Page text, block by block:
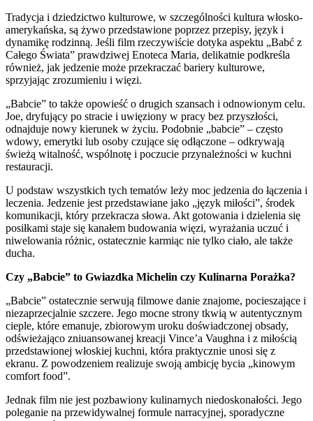
Tradycja i dziedzictwo kulturowe, w szczególności kultura włosko-
amerykańska, są żywo przedstawione poprzez przepisy, język i
dynamikę rodzinną. Jeśli film rzeczywiście dotyka aspektu „Babć z
Całego Świata” prawdziwej Enoteca Maria, delikatnie podkreśla
również, jak jedzenie może przekraczać bariery kulturowe,
sprzyjając zrozumieniu i więzi.
„Babcie” to także opowieść o drugich szansach i odnowionym celu.
Joe, dryfujący po stracie i uwięziony w pracy bez przyszłości,
odnajduje nowy kierunek w życiu. Podobnie „babcie” – często
wdowy, emerytki lub osoby czujące się odłączone – odkrywają
świeżą witalność, wspólnotę i poczucie przynależności w kuchni
restauracji.
U podstaw wszystkich tych tematów leży moc jedzenia do łączenia i
leczenia. Jedzenie jest przedstawiane jako „język miłości”, środek
komunikacji, który przekracza słowa. Akt gotowania i dzielenia się
posiłkami staje się kanałem budowania więzi, wyrażania uczuć i
niwelowania różnic, ostatecznie karmiąc nie tylko ciało, ale także
ducha.
Czy „Babcie” to Gwiazdka Michelin czy Kulinarna Porażka?
„Babcie” ostatecznie serwują filmowe danie znajome, pocieszające i
niezaprzecjalnie szczere. Jego mocne strony tkwią w autentycznym
cieple, które emanuje, zbiorowym uroku doświadczonej obsady,
odświeżająco zniuansowanej kreacji Vince’a Vaughna i z miłością
przedstawionej włoskiej kuchni, która praktycznie unosi się z
ekranu. Z powodzeniem realizuje swoją ambicję bycia „kinowym
comfort food”.
Jednak film nie jest pozbawiony kulinarnych niedoskonałości. Jego
poleganie na przewidywalnej formule narracyjnej, sporadyczne